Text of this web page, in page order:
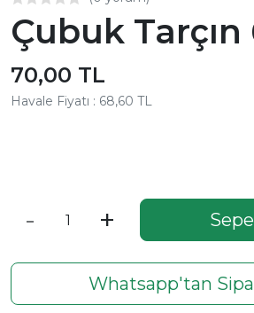
Çubuk
70,00 TL
Havale Fiyatı : 68,60 TL
- +
Whatsapp'tan